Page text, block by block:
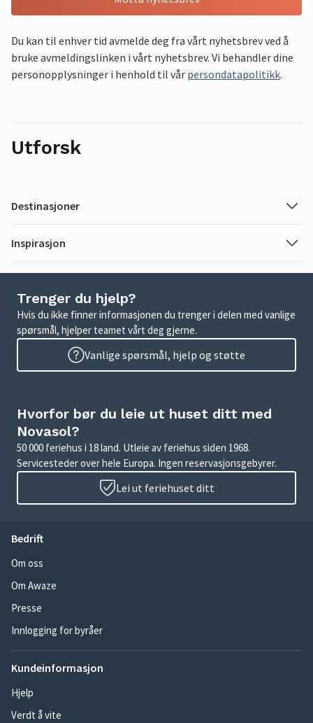
Du kan til enhver tid avmelde deg fra vårt nyhetsbrev ved å
bruke avmeldingslinken i vårt nyhetsbrev. Vi behandler dine
personopplysninger i henhold til vår persondatapolitikk.
Utforsk
Destinasjoner
Inspirasjon
Trenger du hjelp?
Hvis du ikke finner informasjonen du trenger i delen med vanlige
spørsmål, hjelper teamet vårt deg gjerne.
Vanlige spørsmål, hjelp og støtte
Hvorfor bør du leie ut huset ditt med
Novasol?
50 000 feriehus i 18 land. Utleie av feriehus siden 1968.
Servicesteder over hele Europa. Ingen reservasjonsgebyrer.
Lei ut feriehuset ditt
Bedrift
Om oss
Om Awaze
Presse
Innlogging for byråer
Kundeinformasjon
Hjelp
Verdt å vite